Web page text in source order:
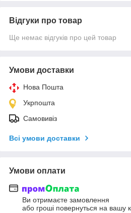
Відгуки про товар
Ще немає відгуків про цей товар
Умови доставки
Нова Пошта
Укрпошта
Самовивіз
Всі умови доставки
Умови оплати
Ви отримаєте замовлення
або гроші повернуться на вашу